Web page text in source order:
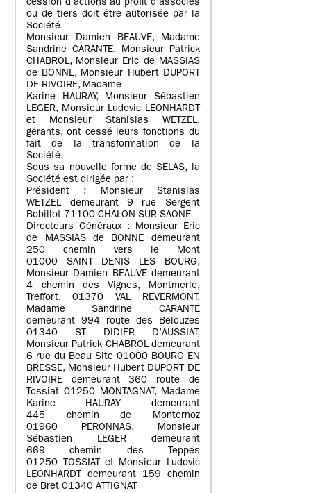
cession d’actions au profit d’associés
ou de tiers doit être autorisée par la
Société.
Monsieur Damien BEAUVE, Madame
Sandrine CARANTE, Monsieur Patrick
CHABROL, Monsieur Eric de MASSIAS
de BONNE, Monsieur Hubert DUPORT
DE RIVOIRE, Madame
Karine HAURAY, Monsieur Sébastien
LEGER, Monsieur Ludovic LEONHARDT
et Monsieur Stanislas WETZEL,
gérants, ont cessé leurs fonctions du
fait de la transformation de la
Société.
Sous sa nouvelle forme de SELAS, la
Société est dirigée par :
Président : Monsieur Stanislas
WETZEL demeurant 9 rue Sergent
Bobillot 71100 CHALON SUR SAONE
Directeurs Généraux : Monsieur Eric
de MASSIAS de BONNE demeurant
250 chemin vers le Mont
01000 SAINT DENIS LES BOURG,
Monsieur Damien BEAUVE demeurant
4 chemin des Vignes, Montmerle,
Treffort, 01370 VAL REVERMONT,
Madame Sandrine CARANTE
demeurant 994 route des Belouzes
01340 ST DIDIER D’AUSSIAT,
Monsieur Patrick CHABROL demeurant
6 rue du Beau Site 01000 BOURG EN
BRESSE, Monsieur Hubert DUPORT DE
RIVOIRE demeurant 360 route de
Tossiat 01250 MONTAGNAT, Madame
Karine HAURAY demeurant
445 chemin de Monternoz
01960 PERONNAS, Monsieur
Sébastien LEGER demeurant
669 chemin des Teppes
01250 TOSSIAT et Monsieur Ludovic
LEONHARDT demeurant 159 chemin
de Bret 01340 ATTIGNAT